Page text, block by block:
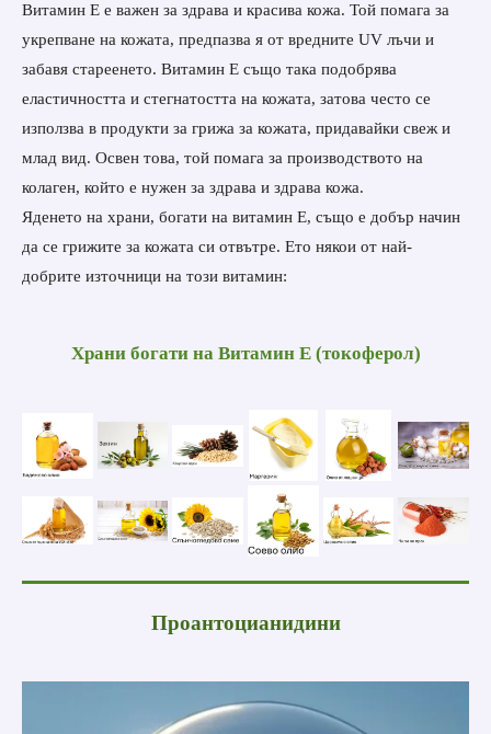
Витамин Е е важен за здрава и красива кожа. Той помага за
укрепване на кожата, предпазва я от вредните UV лъчи и
забавя стареенето. Витамин Е също така подобрява
еластичността и стегнатостта на кожата, затова често се
използва в продукти за грижа за кожата, придавайки свеж и
млад вид. Освен това, той помага за производството на
колаген, който е нужен за здрава и здрава кожа.
Яденето на храни, богати на витамин Е, също е добър начин
да се грижите за кожата си отвътре. Ето някои от най-
добрите източници на този витамин:
Храни богати на Витамин Е (токоферол)
Проантоцианидини